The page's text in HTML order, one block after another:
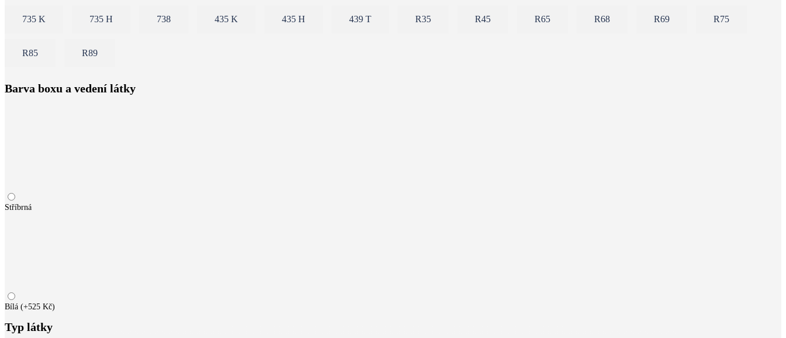
735 K 735 H 738 435 K 435 H 439 T R35 R45 R65 R68 R69 R75
R85 R89
Barva boxu a vedení látky
Stříbrná
Bílá (+525 Kč)
Typ látky